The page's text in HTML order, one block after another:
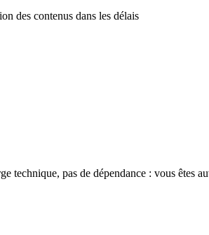
des contenus dans les délais
technique, pas de dépendance : vous êtes